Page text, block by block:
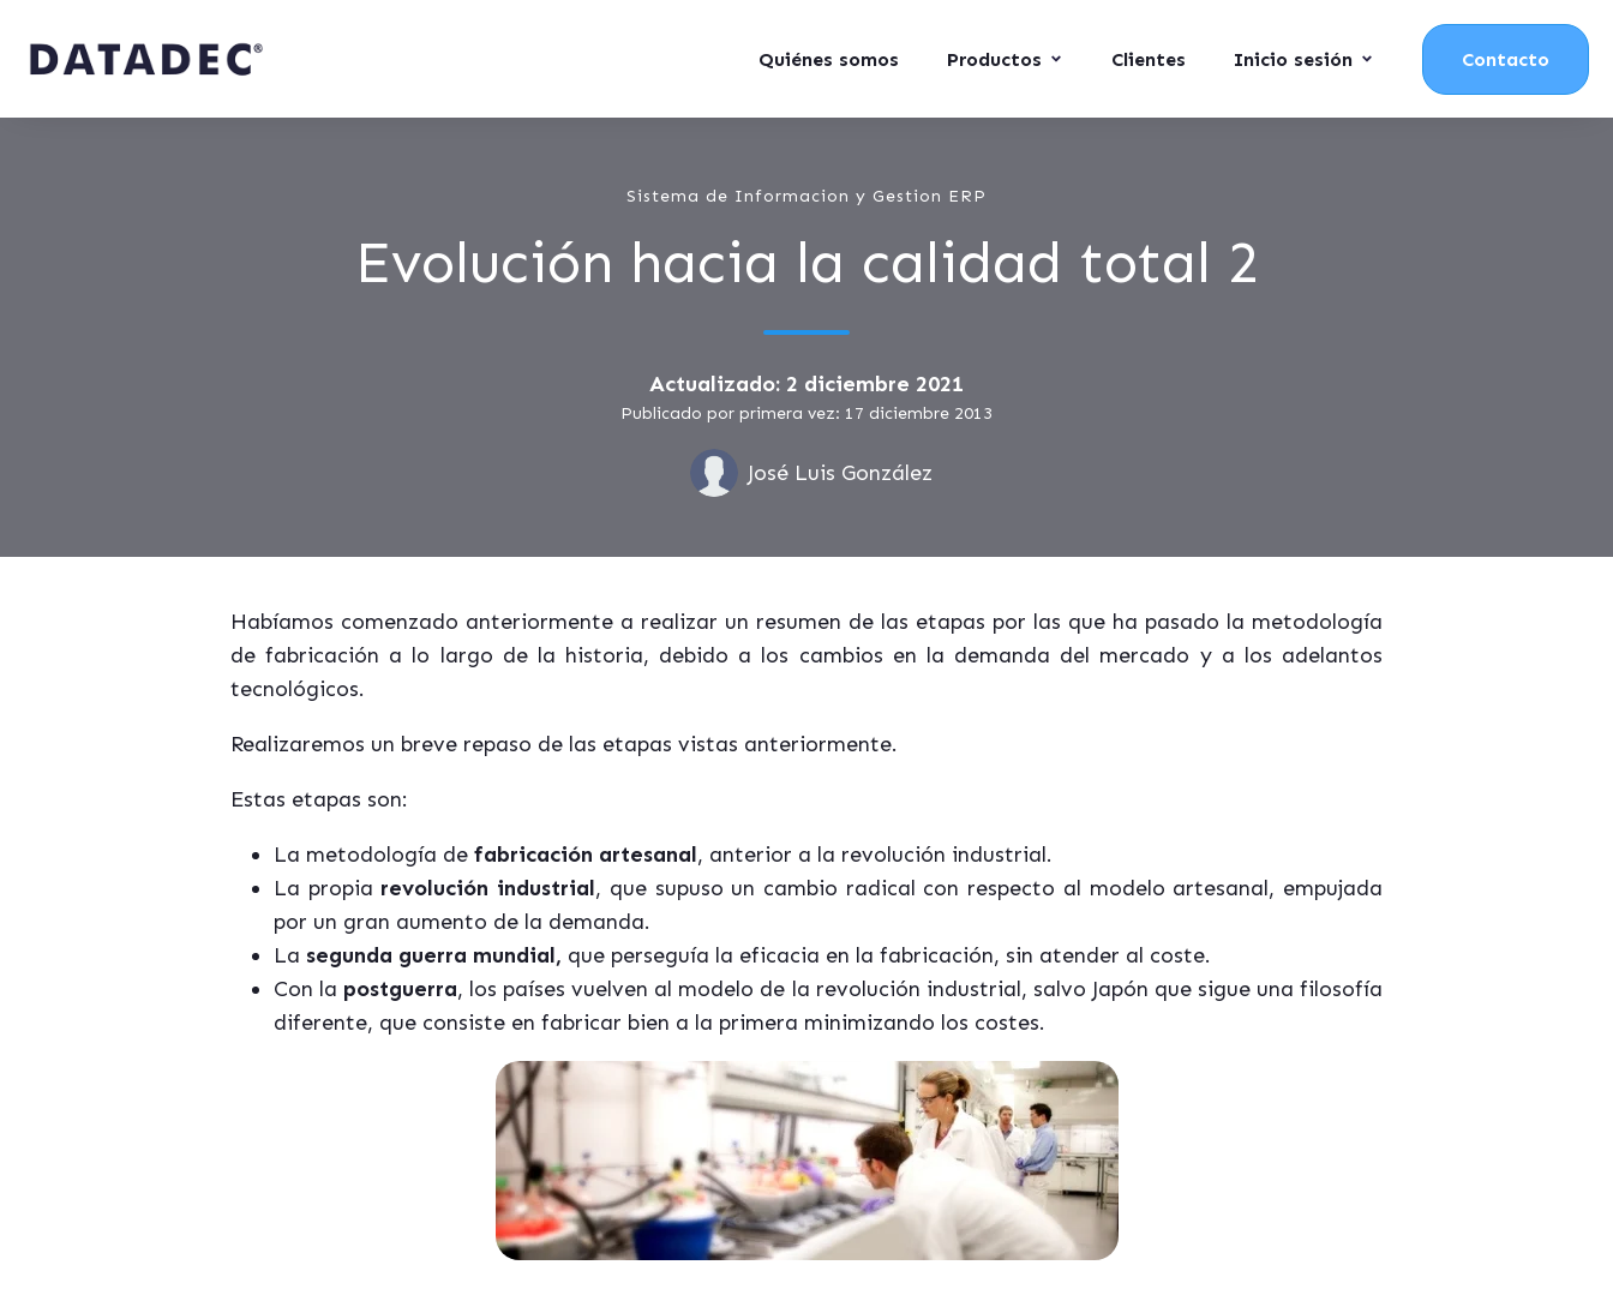
Quiénes somos Productos Clientes Inicio sesión Contacto
Sistema de Informacion y Gestion ERP
Evolución hacia la calidad total 2
Actualizado: 2 diciembre 2021
Publicado por primera vez: 17 diciembre 2013
José Luis González
Habíamos comenzado anteriormente a realizar un resumen de las etapas por las que ha pasado la metodología
de fabricación a lo largo de la historia, debido a los cambios en la demanda del mercado y a los adelantos
tecnológicos.
Realizaremos un breve repaso de las etapas vistas anteriormente.
Estas etapas son:
La metodología de fabricación artesanal, anterior a la revolución industrial.
La propia revolución industrial, que supuso un cambio radical con respecto al modelo artesanal, empujada
por un gran aumento de la demanda.
La segunda guerra mundial, que perseguía la eficacia en la fabricación, sin atender al coste.
Con la postguerra, los países vuelven al modelo de la revolución industrial, salvo Japón que sigue una filosofía
diferente, que consiste en fabricar bien a la primera minimizando los costes.